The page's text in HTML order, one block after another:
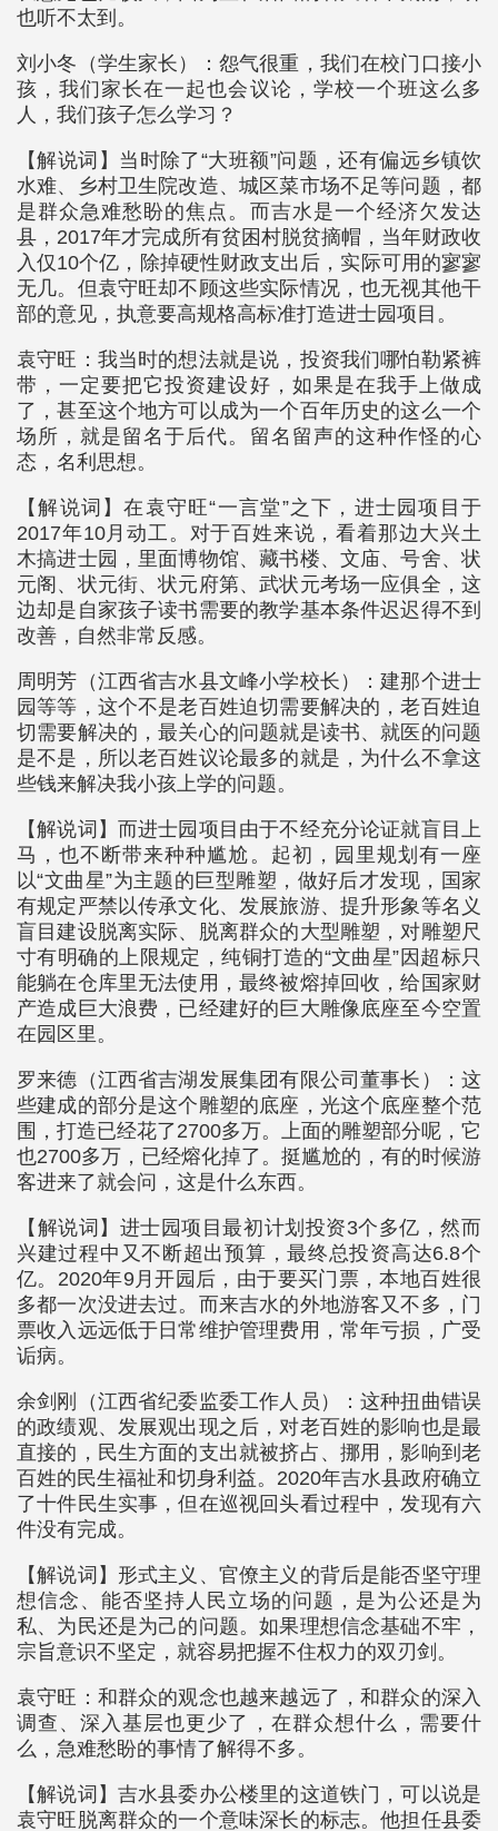
也听不太到。
刘小冬（学生家长）：怨气很重，我们在校门口接小
孩，我们家长在一起也会议论，学校一个班这么多
人，我们孩子怎么学习？
【解说词】当时除了“大班额”问题，还有偏远乡镇饮
水难、乡村卫生院改造、城区菜市场不足等问题，都
是群众急难愁盼的焦点。而吉水是一个经济欠发达
县，2017年才完成所有贫困村脱贫摘帽，当年财政收
入仅10个亿，除掉硬性财政支出后，实际可用的寥寥
无几。但袁守旺却不顾这些实际情况，也无视其他干
部的意见，执意要高规格高标准打造进士园项目。
袁守旺：我当时的想法就是说，投资我们哪怕勒紧裤
带，一定要把它投资建设好，如果是在我手上做成
了，甚至这个地方可以成为一个百年历史的这么一个
场所，就是留名于后代。留名留声的这种作怪的心
态，名利思想。
【解说词】在袁守旺“一言堂”之下，进士园项目于
2017年10月动工。对于百姓来说，看着那边大兴土
木搞进士园，里面博物馆、藏书楼、文庙、号舍、状
元阁、状元街、状元府第、武状元考场一应俱全，这
边却是自家孩子读书需要的教学基本条件迟迟得不到
改善，自然非常反感。
周明芳（江西省吉水县文峰小学校长）：建那个进士
园等等，这个不是老百姓迫切需要解决的，老百姓迫
切需要解决的，最关心的问题就是读书、就医的问题
是不是，所以老百姓议论最多的就是，为什么不拿这
些钱来解决我小孩上学的问题。
【解说词】而进士园项目由于不经充分论证就盲目上
马，也不断带来种种尴尬。起初，园里规划有一座
以“文曲星”为主题的巨型雕塑，做好后才发现，国家
有规定严禁以传承文化、发展旅游、提升形象等名义
盲目建设脱离实际、脱离群众的大型雕塑，对雕塑尺
寸有明确的上限规定，纯铜打造的“文曲星”因超标只
能躺在仓库里无法使用，最终被熔掉回收，给国家财
产造成巨大浪费，已经建好的巨大雕像底座至今空置
在园区里。
罗来德（江西省吉湖发展集团有限公司董事长）：这
些建成的部分是这个雕塑的底座，光这个底座整个范
围，打造已经花了2700多万。上面的雕塑部分呢，它
也2700多万，已经熔化掉了。挺尴尬的，有的时候游
客进来了就会问，这是什么东西。
【解说词】进士园项目最初计划投资3个多亿，然而
兴建过程中又不断超出预算，最终总投资高达6.8个
亿。2020年9月开园后，由于要买门票，本地百姓很
多都一次没进去过。而来吉水的外地游客又不多，门
票收入远远低于日常维护管理费用，常年亏损，广受
诟病。
余剑刚（江西省纪委监委工作人员）：这种扭曲错误
的政绩观、发展观出现之后，对老百姓的影响也是最
直接的，民生方面的支出就被挤占、挪用，影响到老
百姓的民生福祉和切身利益。2020年吉水县政府确立
了十件民生实事，但在巡视回头看过程中，发现有六
件没有完成。
【解说词】形式主义、官僚主义的背后是能否坚守理
想信念、能否坚持人民立场的问题，是为公还是为
私、为民还是为己的问题。如果理想信念基础不牢，
宗旨意识不坚定，就容易把握不住权力的双刃剑。
袁守旺：和群众的观念也越来越远了，和群众的深入
调查、深入基层也更少了，在群众想什么，需要什
么，急难愁盼的事情了解得不多。
【解说词】吉水县委办公楼里的这道铁门，可以说是
袁守旺脱离群众的一个意味深长的标志。他担任县委